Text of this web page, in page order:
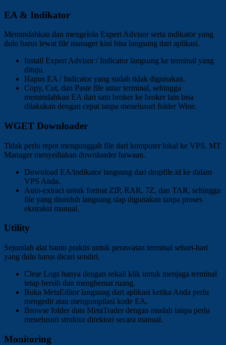
EA & Indikator
Memindahkan dan mengelola Expert Advisor serta indikator yang
dulu harus lewat file manager kini bisa langsung dari aplikasi.
Install Expert Advisor / Indicator langsung ke terminal yang
dituju.
Hapus EA / Indicator yang sudah tidak digunakan.
Copy, Cut, dan Paste file antar terminal, sehingga
memindahkan EA dari satu broker ke broker lain bisa
dilakukan dengan cepat tanpa menelusuri folder Wine.
WGET Downloader
Tidak perlu repot mengunggah file dari komputer lokal ke VPS. MT
Manager menyediakan downloader bawaan.
Download EA/indikator langsung dari dropfile.id ke dalam
VPS Anda.
Auto-extract untuk format ZIP, RAR, 7Z, dan TAR, sehingga
file yang diunduh langsung siap digunakan tanpa proses
ekstraksi manual.
Utility
Sejumlah alat bantu praktis untuk perawatan terminal sehari-hari
yang dulu harus dicari sendiri.
Clear Logs hanya dengan sekali klik untuk menjaga terminal
tetap bersih dan menghemat ruang.
Buka MetaEditor langsung dari aplikasi ketika Anda perlu
mengedit atau mengompilasi kode EA.
Browse folder data MetaTrader dengan mudah tanpa perlu
menelusuri struktur direktori secara manual.
Monitoring